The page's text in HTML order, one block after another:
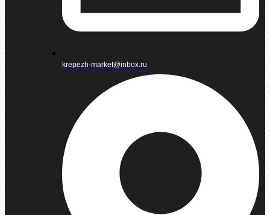
krepezh-market@inbox.ru